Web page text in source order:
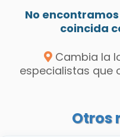
No
coincida
Cambia la
especialistas que
Otros